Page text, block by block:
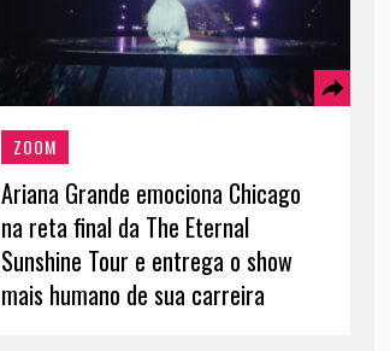
ZOOM
Ariana Grande emociona Chicago
na reta final da The Eternal
Sunshine Tour e entrega o show
mais humano de sua carreira